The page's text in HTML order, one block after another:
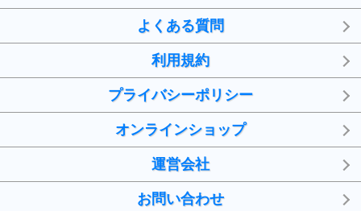
よくある質問
利用規約
プライバシーポリシー
オンラインショップ
運営会社
お問い合わせ